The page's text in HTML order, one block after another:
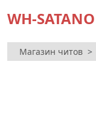
WH-SATANO
Магазин читов